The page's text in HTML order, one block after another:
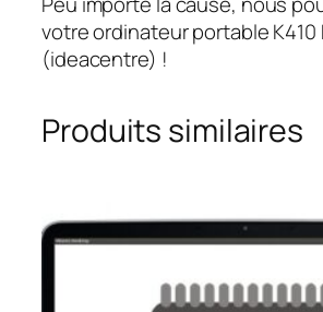
votre ordinateur portable K410
(ideacentre) !
Produits similaires